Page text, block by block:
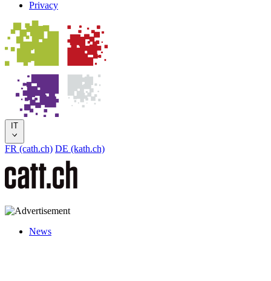
Privacy
IT
FR (cath.ch) DE (kath.ch)
News